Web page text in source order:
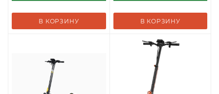
В КОРЗИНУ В КОРЗИНУ